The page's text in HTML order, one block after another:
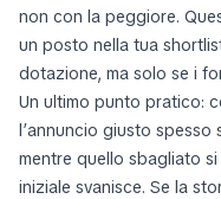
non con la peggiore.
un posto nella tua
dotazione, ma solo se i
Un ultimo punto pratico:
l’annuncio giusto spesso
mentre quello sbagliato
iniziale svanisce. Se la